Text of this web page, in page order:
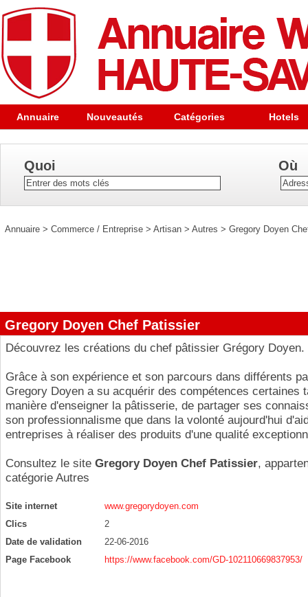
Annuaire Nouveautés Catégories Hotels
Quoi Où
Annuaire > Commerce / Entreprise > Artisan > Autres > Gregory Doyen
Gregory Doyen Chef Patissier
Découvrez les créations du chef pâtissier Grégory Doyen.
Grâce à son expérience et son parcours dans différents
Gregory Doyen a su acquérir des compétences certaines
manière d'enseigner la pâtisserie, de partager ses
son professionnalisme que dans la volonté aujourd'hui
entreprises à réaliser des produits d'une qualité
Consultez le site Gregory Doyen Chef Patissier,
catégorie Autres
Site internet
www.gregorydoyen.com
Clics
2
Date de validation
22-06-2016
Page Facebook
https://www.facebook.com/GD-102110669837953/